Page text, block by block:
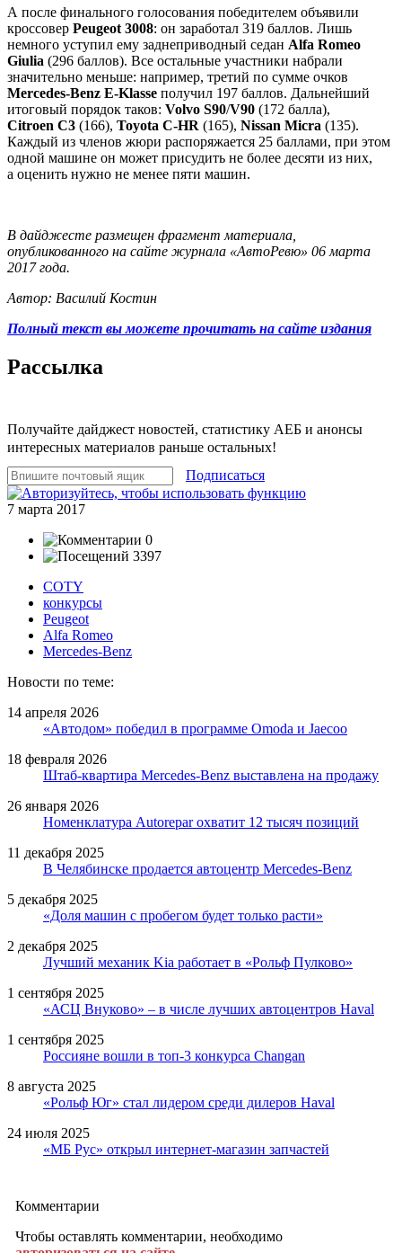
А после финального голосования победителем объявили
кроссовер Peugeot 3008: он заработал 319 баллов. Лишь
немного уступил ему заднеприводный седан Alfa Romeo
Giulia (296 баллов). Все остальные участники набрали
значительно меньше: например, третий по сумме очков
Mercedes-Benz E-Klasse получил 197 баллов. Дальнейший
итоговый порядок таков: Volvo S90/V90 (172 балла),
Citroen C3 (166), Toyota C-HR (165), Nissan Micra (135).
Каждый из членов жюри распоряжается 25 баллами, при этом
одной машине он может присудить не более десяти из них,
а оценить нужно не менее пяти машин.
В дайджесте размещен фрагмент материала,
опубликованного на сайте журнала «АвтоРевю» 06 марта
2017 года.
Автор: Василий Костин
Полный текст вы можете прочитать на сайте издания
Рассылка
Получайте дайджест новостей, статистику АЕБ и анонсы
интересных материалов раньше остальных!
Подписаться
7 марта 2017
0
3397
COTY
конкурсы
Peugeot
Alfa Romeo
Mercedes-Benz
Новости по теме:
14 апреля 2026
«Автодом» победил в программе Omoda и Jaecoo
18 февраля 2026
Штаб-квартира Mercedes-Benz выставлена на продажу
26 января 2026
Номенклатура Autorepar охватит 12 тысяч позиций
11 декабря 2025
В Челябинске продается автоцентр Mercedes-Benz
5 декабря 2025
«Доля машин с пробегом будет только расти»
2 декабря 2025
Лучший механик Kia работает в «Рольф Пулково»
1 сентября 2025
«АСЦ Внуково» – в числе лучших автоцентров Haval
1 сентября 2025
Россияне вошли в топ-3 конкурса Changan
8 августа 2025
«Рольф Юг» стал лидером среди дилеров Haval
24 июля 2025
«МБ Рус» открыл интернет-магазин запчастей
Комментарии
Чтобы оставлять комментарии, необходимо